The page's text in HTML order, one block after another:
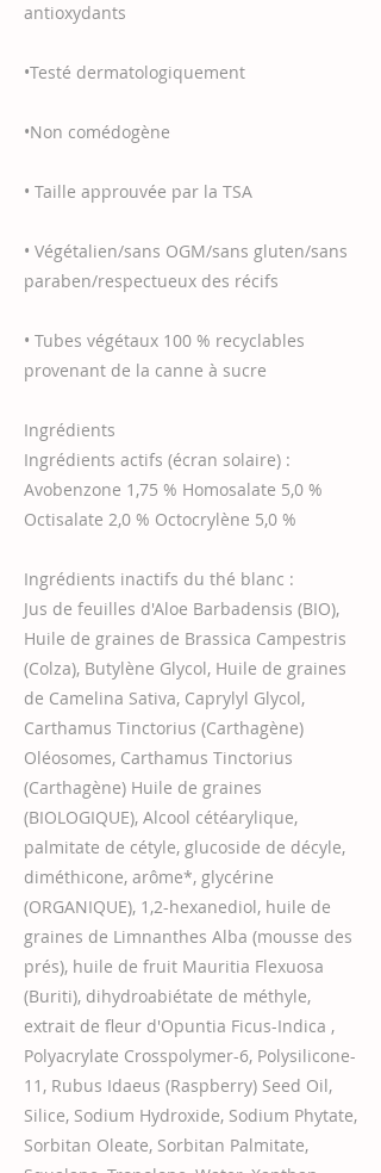
antioxydants
•Testé dermatologiquement
•Non comédogène
• Taille approuvée par la TSA
• Végétalien/sans OGM/sans gluten/sans
paraben/respectueux des récifs
• Tubes végétaux 100 % recyclables
provenant de la canne à sucre
Ingrédients
Ingrédients actifs (écran solaire) :
Avobenzone 1,75 % Homosalate 5,0 %
Octisalate 2,0 % Octocrylène 5,0 %
Ingrédients inactifs du thé blanc :
Jus de feuilles d'Aloe Barbadensis (BIO),
Huile de graines de Brassica Campestris
(Colza), Butylène Glycol, Huile de graines
de Camelina Sativa, Caprylyl Glycol,
Carthamus Tinctorius (Carthagène)
Oléosomes, Carthamus Tinctorius
(Carthagène) Huile de graines
(BIOLOGIQUE), Alcool cétéarylique,
palmitate de cétyle, glucoside de décyle,
diméthicone, arôme*, glycérine
(ORGANIQUE), 1,2-hexanediol, huile de
graines de Limnanthes Alba (mousse des
prés), huile de fruit Mauritia Flexuosa
(Buriti), dihydroabiétate de méthyle,
extrait de fleur d'Opuntia Ficus-Indica ,
Polyacrylate Crosspolymer-6, Polysilicone-
11, Rubus Idaeus (Raspberry) Seed Oil,
Silice, Sodium Hydroxide, Sodium Phytate,
Sorbitan Oleate, Sorbitan Palmitate,